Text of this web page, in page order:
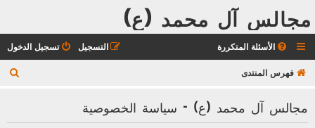
مجالس آل محمد (ع)
الأسئلة المتكررة تسجيل الدخول التسجيل
فهرس المنتدى
مجالس آل محمد (ع) - سياسة الخصوصية